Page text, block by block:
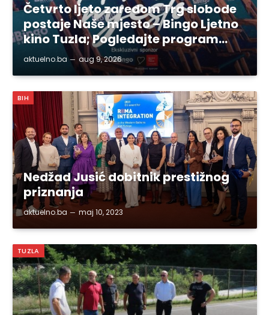
Četvrto ljeto zaredom Trg slobode
postaje Naše mjesto – Bingo Ljetno
kino Tuzla; Pogledajte program…
aktuelno.ba aug 9, 2026
BIH
Nedžad Jusić dobitnik prestižnog
priznanja
aktuelno.ba maj 10, 2023
TUZLA